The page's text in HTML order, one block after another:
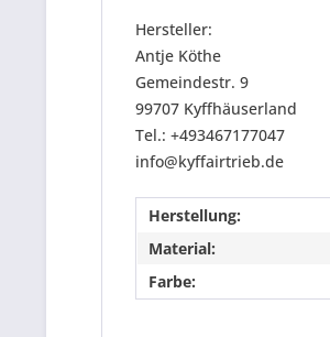
Hersteller:
Antje Köthe
Gemeindestr. 9
99707 Kyffhäuserland
Tel.: +493467177047
info@kyffairtrieb.de
Herstellung:
Material:
Farbe: